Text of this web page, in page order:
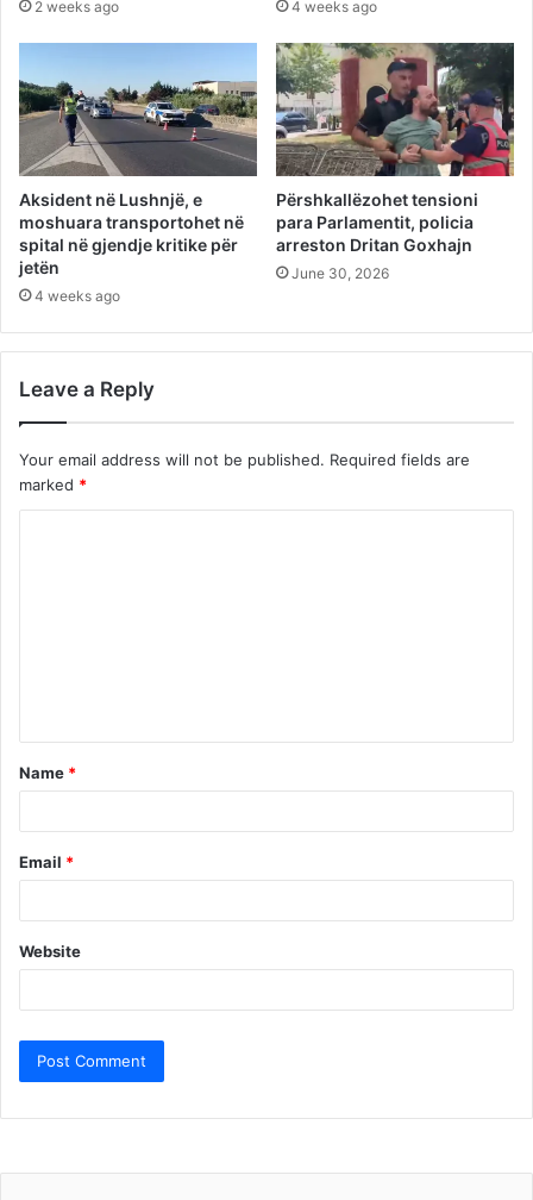
2 weeks ago 4 weeks ago
Aksident në Lushnjë, e
moshuara transportohet në
spital në gjendje kritike për
jetën
4 weeks ago
Përshkallëzohet tensioni
para Parlamentit, policia
arreston Dritan Goxhajn
June 30, 2026
Leave a Reply
Your email address will not be published. Required fields are
marked *
t
*
Name *
Email *
Website